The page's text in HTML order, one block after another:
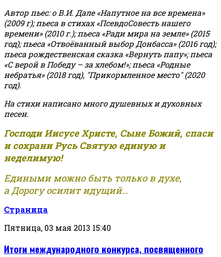
Автор пьес: о В.И. Дале «Напутное на все времена»
(2009 г); пьеса в стихах «ПсевдоСовесть нашего
времени» (2010 г.); пьеса «Ради мира на земле» (2015
год); пьеса «Отвоёванный выбор Донбасса» (2016 год);
пьеса рождественская сказка «Вернуть папу»; пьеса
«С верой в Победу – за хлебом!»;пьеса «Родные
небратья» (2018 год), "Прикормленное место" (2020
год).
На стихи написано много душевных и духовных
песен.
Господи Иисусе Христе, Сыне Божий, спаси
и сохрани Русь Святую единую и
неделимую!
Едиными можно быть только в духе,
а Дорогу осилит идущий...
Страница
Пятница, 03 мая 2013 15:40
Итоги международного конкурса, посвященного